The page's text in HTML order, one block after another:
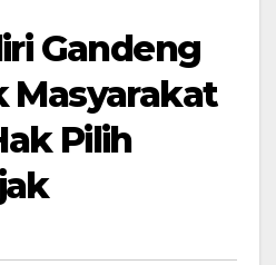
Gandeng
Masyarakat
Pilih